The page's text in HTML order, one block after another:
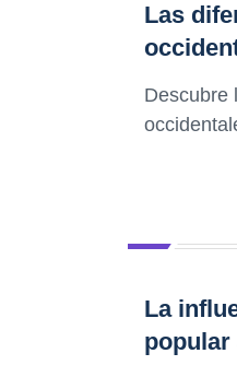
Las
Descubre
La
popular